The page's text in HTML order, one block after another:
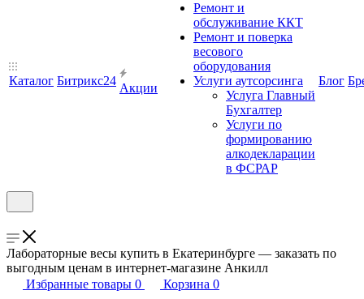
Каталог Битрикс24
Акции
Ремонт и
обслуживание ККТ
Ремонт и поверка
весового
оборудования
Услуги аутсорсинга
Услуга Главный
Бухгалтер
Услуги по
формированию
алкодекларации
в ФСРАР
Блог
Лабораторные весы купить в Екатеринбурге — заказать по
выгодным ценам в интернет-магазине Анкилл
Избранные товары 0 Корзина 0